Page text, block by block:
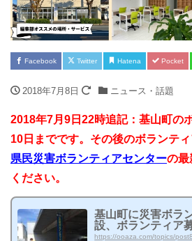
Facebook Twitter Hatena Pocket
2018年7月8日 ニュース・話題
2018年7月9日22時追記：基山町の
10日までです。その後のボランティ
県民災害ボランティアセンターの最
ください。
基山町に災害ボラ
設、ボランティア
https://ooaza.com/topics/